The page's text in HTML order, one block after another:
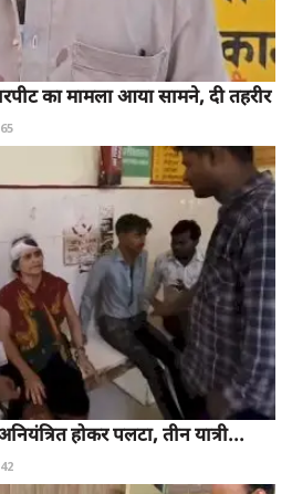
का मामला आया सामने, दी तहरीर
65
होकर पलटा, तीन यात्री...
42